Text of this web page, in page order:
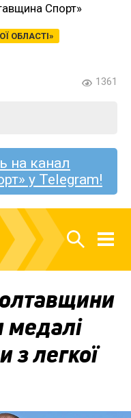
Спорт»
ОБЛАСТІ»
1361
на канал
у Telegram!
медалі
з легкої